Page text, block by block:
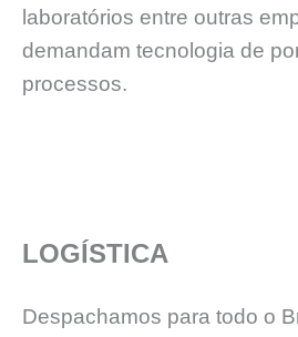
laboratórios entre outras
demandam tecnologia de
processos.
LOGÍSTICA
Despachamos para todo o